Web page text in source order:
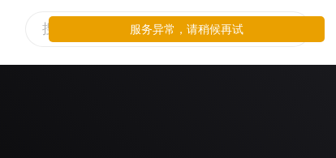
服务异常，请稍候再试